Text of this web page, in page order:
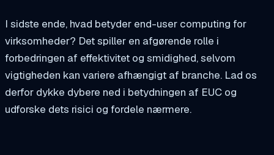
I sidste ende, hvad betyder end-user computing for
virksomheder? Det spiller en afgørende rolle i
forbedringen af effektivitet og smidighed, selvom
vigtigheden kan variere afhængigt af branche. Lad os
derfor dykke dybere ned i betydningen af EUC og
udforske dets risici og fordele nærmere.